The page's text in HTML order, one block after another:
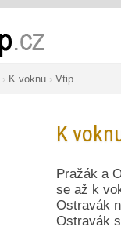
› K voknu › Vtip
K
Pražák a
se až k
Ostravák
Ostravák